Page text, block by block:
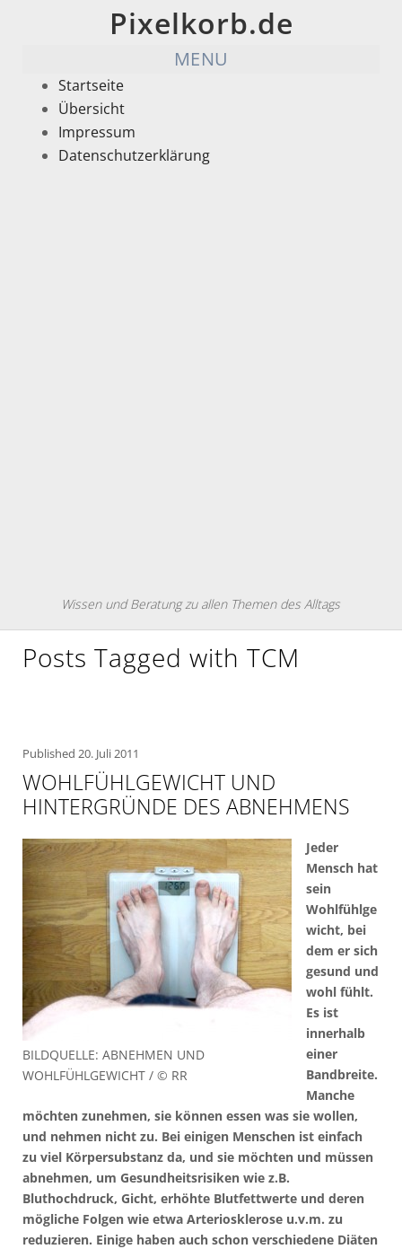
Pixelkorb.de
MENU
Startseite
Übersicht
Impressum
Datenschutzerklärung
Wissen und Beratung zu allen Themen des Alltags
Posts Tagged with TCM
Published 20. Juli 2011
WOHLFÜHLGEWICHT UND
HINTERGRÜNDE DES ABNEHMENS
BILDQUELLE: ABNEHMEN UND
WOHLFÜHLGEWICHT / © RR
Jeder
Mensch hat
sein
Wohlfühlge
wicht, bei
dem er sich
gesund und
wohl fühlt.
Es ist
innerhalb
einer
Bandbreite.
Manche
möchten zunehmen, sie können essen was sie wollen,
und nehmen nicht zu. Bei einigen Menschen ist einfach
zu viel Körpersubstanz da, und sie möchten und müssen
abnehmen, um Gesundheitsrisiken wie z.B.
Bluthochdruck, Gicht, erhöhte Blutfettwerte und deren
mögliche Folgen wie etwa Arteriosklerose u.v.m. zu
reduzieren. Einige haben auch schon verschiedene Diäten